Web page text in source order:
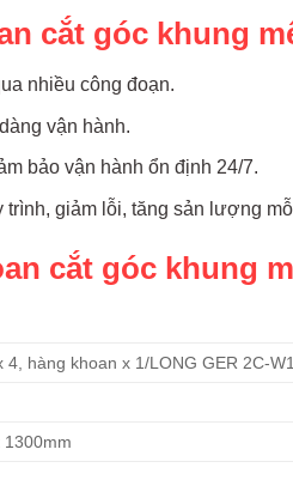
cắt góc khung
nhiều công đoạn.
vận hành.
bảo vận hành ổn định 24/7.
giảm lỗi, tăng sản lượng
cắt góc khung
4, hàng khoan x 1/LONG GER 2C-
1300mm